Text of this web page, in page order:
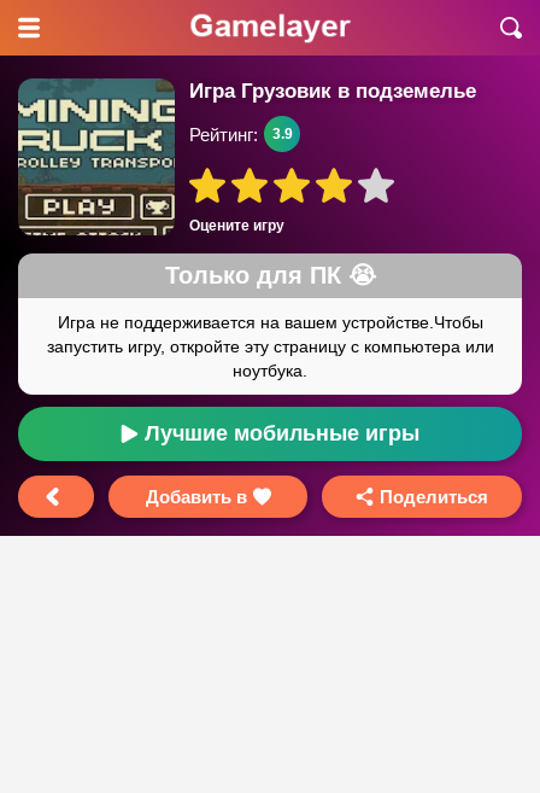
Игра Грузовик в подземелье
Оцените игру
Рейтинг: 3.9
Лучшие мобильные игры
Добавить в Поделиться